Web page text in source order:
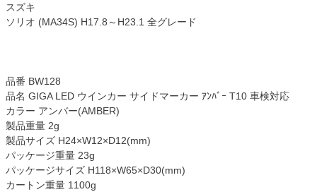
スズキ
ソリオ (MA34S) H17.8～H23.1 全グレード
品番 BW128
品名 GIGA LED ウインカー サイドマーカー ｱﾝﾊﾞｰ T10 車検対応
カラー アンバー(AMBER)
製品重量 2g
製品サイズ H24×W12×D12(mm)
パッケージ重量 23g
パッケージサイズ H118×W65×D30(mm)
カートン重量 1100g